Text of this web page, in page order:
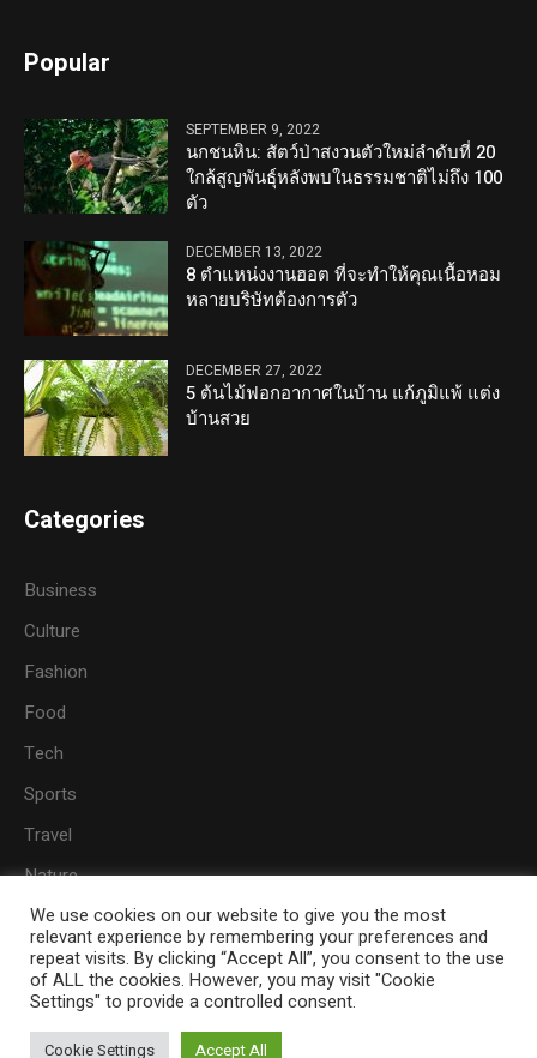
Popular
SEPTEMBER 9, 2022
นกชนหิน: สัตว์ป่าสงวนตัวใหม่ลำดับที่ 20
ใกล้สูญพันธุ์หลังพบในธรรมชาติไม่ถึง 100
ตัว
DECEMBER 13, 2022
8 ตำแหน่งงานฮอต ที่จะทำให้คุณเนื้อหอม
หลายบริษัทต้องการตัว
DECEMBER 27, 2022
5 ต้นไม้ฟอกอากาศในบ้าน แก้ภูมิแพ้ แต่ง
บ้านสวย
Categories
Business
Culture
Fashion
Food
Tech
Sports
Travel
Nature
Contact Us
This is a sample website - cmsmasters © 2018 / All Rights
We use cookies on our website to give you the most
relevant experience by remembering your preferences and
repeat visits. By clicking “Accept All”, you consent to the use
of ALL the cookies. However, you may visit "Cookie
Settings" to provide a controlled consent.
Cookie Settings Accept All